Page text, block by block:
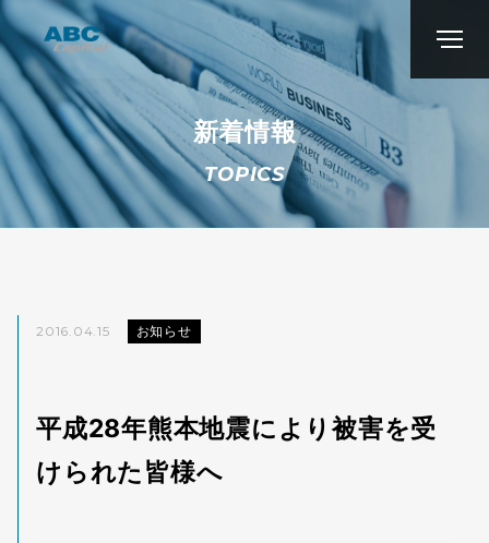
新着情報
TOPICS
2016.04.15 お知らせ
平成28年熊本地震により被害を受
けられた皆様へ